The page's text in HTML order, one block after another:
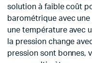
solution à faible coût
barométrique avec
une température avec
la pression change
pression sont bonnes,